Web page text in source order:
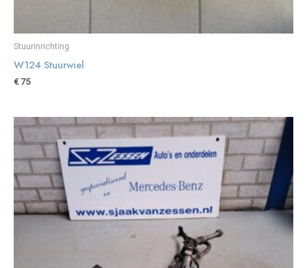
Stuurinrichting
W124 Stuurwiel
€75